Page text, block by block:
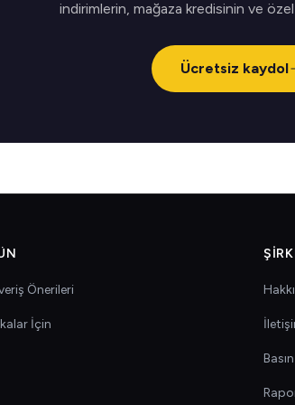
indirimlerin, mağaza kredisinin ve
Ücretsiz kaydol
Önerileri
İçin